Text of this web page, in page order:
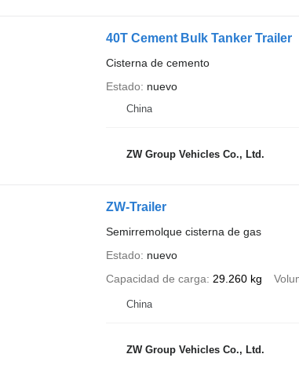
40T Cement Bulk Tanker Trailer
Cisterna de cemento
Estado
nuevo
China
ZW Group Vehicles Co., Ltd.
ZW-Trailer
Semirremolque cisterna de gas
Estado
nuevo
Capacidad de carga
29.260 kg
China
ZW Group Vehicles Co., Ltd.